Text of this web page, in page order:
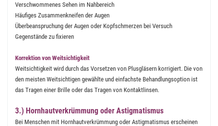
Verschwommenes Sehen im Nahbereich
Häufiges Zusammenkneifen der Augen
Überbeanspruchung der Augen oder Kopfschmerzen bei Versuch
Gegenstände zu fixieren
Korrektion von Weitsichtigkeit
Weitsichtigkeit wird durch das Vorsetzen von Plusgläsern korrigiert. Die von
den meisten Weitsichtigen gewählte und einfachste Behandlungsoption ist
das Tragen einer Brille oder das Tragen von Kontaktlinsen.
3.) Hornhautverkrümmung oder Astigmatismus
Bei Menschen mit Hornhautverkrümmung oder Astigmatismus erscheinen